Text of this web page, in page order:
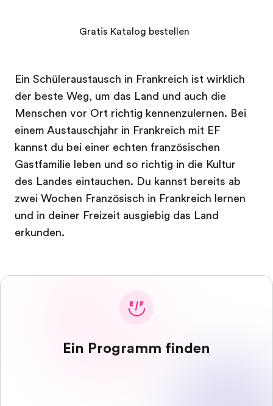
Ein Schüleraustausch in Frankreich ist wirklich
der beste Weg, um das Land und auch die
Menschen vor Ort richtig kennenzulernen. Bei
einem Austauschjahr in Frankreich mit EF
kannst du bei einer echten französischen
Gastfamilie leben und so richtig in die Kultur
des Landes eintauchen. Du kannst bereits ab
zwei Wochen Französisch in Frankreich lernen
und in deiner Freizeit ausgiebig das Land
erkunden.
Gratis Katalog bestellen
Ein Programm finden